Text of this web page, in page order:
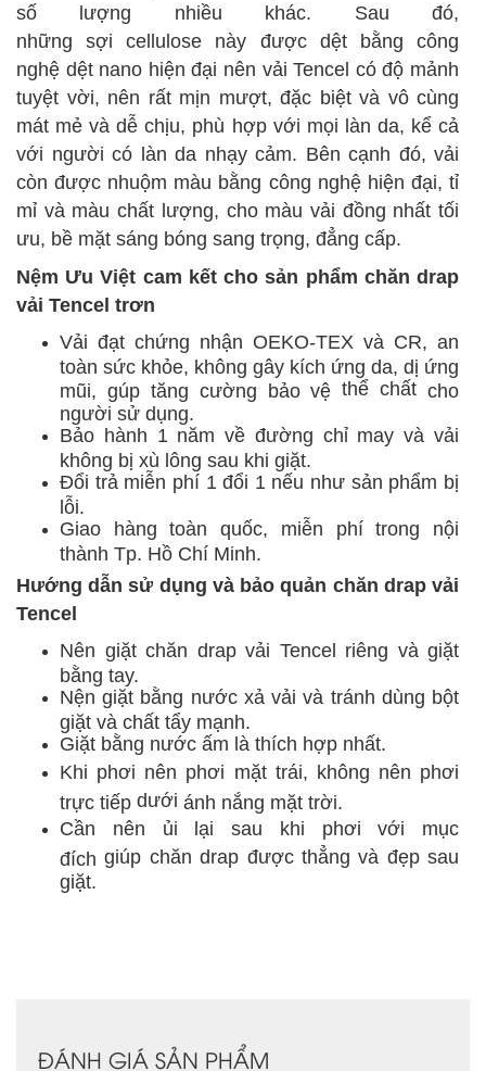
số lượng nhiều khác. Sau đó,
những sợi cellulose này được dệt bằng công
nghệ dệt nano hiện đại nên vải Tencel có độ mảnh
tuyệt vời, nên rất mịn mượt, đặc biệt và vô cùng
mát mẻ và dễ chịu, phù hợp với mọi làn da, kể cả
với người có làn da nhạy cảm. Bên cạnh đó, vải
còn được nhuộm màu bằng công nghệ hiện đại, tỉ
mỉ và màu chất lượng, cho màu vải đồng nhất tối
ưu, bề mặt sáng bóng sang trọng, đẳng cấp.
Nệm Ưu Việt cam kết cho sản phẩm chăn drap
vải Tencel trơn
Vải đạt chứng nhận OEKO-TEX và CR, an
toàn sức khỏe, không gây kích ứng da, dị ứng
mũi, gúp tăng cường bảo vệthể chất cho
người sử dụng.
Bảo hành 1 năm về đường chỉ may và vải
không bị xù lông sau khi giặt.
Đổi trả miễn phí 1 đổi 1 nếu như sản phẩm bị
lỗi.
Giao hàng toàn quốc, miễn phí trong nội
thành Tp. Hồ Chí Minh.
Hướng dẫn sử dụng và bảo quản chăn drap vải
Tencel
Nên giặt chăn drap vải Tencel riêng và giặt
bằng tay.
Nện giặt bằng nước xả vải và tránh dùng bột
giặt và chất tẩy mạnh.
Giặt bằng nước ấm là thích hợp nhất.
Khi phơi nên phơi mặt trái, không nên phơi
trực tiếp dưới ánh nắng mặt trời.
Cần nên ủi lại sau khi phơivới mục
đích giúp chăn drap được thẳng và đẹp sau
giặt.
ĐÁNH GIÁ SẢN PHẨM